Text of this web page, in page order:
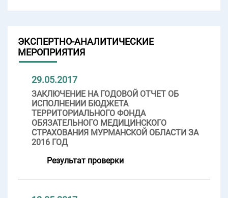
ЭКСПЕРТНО-АНАЛИТИЧЕСКИЕ
МЕРОПРИЯТИЯ
29.05.2017
ЗАКЛЮЧЕНИЕ НА ГОДОВОЙ ОТЧЕТ ОБ
ИСПОЛНЕНИИ БЮДЖЕТА
ТЕРРИТОРИАЛЬНОГО ФОНДА
ОБЯЗАТЕЛЬНОГО МЕДИЦИНСКОГО
СТРАХОВАНИЯ МУРМАНСКОЙ ОБЛАСТИ ЗА
2016 ГОД
Результат проверки